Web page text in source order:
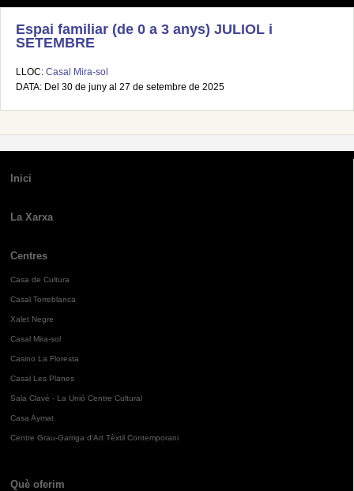
Espai familiar (de 0 a 3 anys) JULIOL i
SETEMBRE
LLOC: Casal Mira-sol
DATA: Del 30 de juny al 27 de setembre de 2025
Inici
La Xarxa
Centres
Casa de Cultura
Casal Torreblanca
Xalet Negre
Casal Mira-sol
Casino La Floresta
Casal Les Planes
Sala Clavé - La Unió Centre Cultural
Casa Aymat
Centre Grau-Garriga d'Art Tèxtil Contemporani
Què oferim